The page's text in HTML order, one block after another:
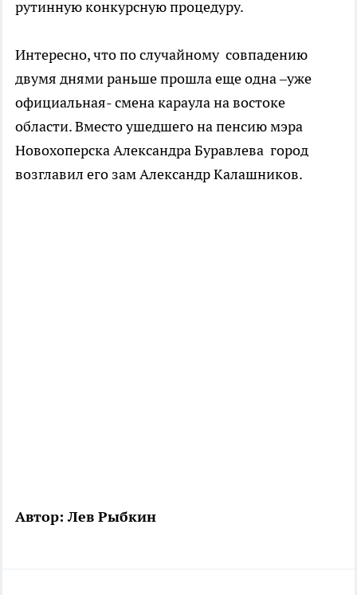
рутинную конкурсную процедуру.
Интересно, что по случайному совпадению
двумя днями раньше прошла еще одна –уже
официальная- смена караула на востоке
области. Вместо ушедшего на пенсию мэра
Новохоперска Александра Буравлева город
возглавил его зам Александр Калашников.
Автор: Лев Рыбкин